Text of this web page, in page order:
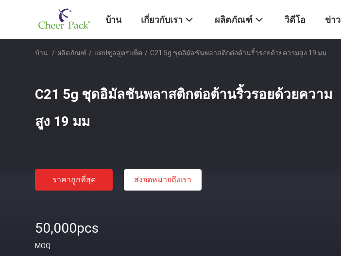
บ้าน เกี่ยวกับเรา ผลิตภัณฑ์ วิดีโอ ข่าว
บ้าน / ผลิตภัณฑ์ / แคปซูลสูตรแพ็ค / C21 5g ชุดอิมัลชันพลาสติกต่อต้านริ้วรอยด้วยความสูง 19 มม
C21 5g ชุดอิมัลชันพลาสติกต่อต้านริ้วรอยด้วยความ
สูง 19 มม
ราคาถูกที่สุด ส่งจดหมายถึงเรา
50,000pcs
MOQ